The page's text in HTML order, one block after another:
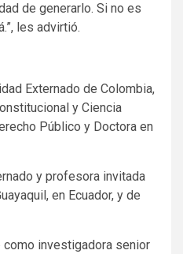
de generarlo. Si no es
les advirtió.
Externado de Colombia,
y Ciencia
Público y Doctora en
y profesora invitada
en Ecuador, y de
investigadora senior